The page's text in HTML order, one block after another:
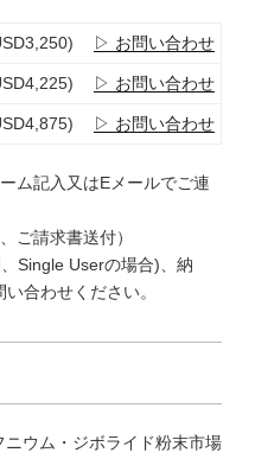
▷ お問い合わせ
▷ お問い合わせ
▷ お問い合わせ
ム記入又はEメールでご連
ご請求書送付）
Single Userの場合)、納
合わせください。
ウム・ジボライド粉末市場